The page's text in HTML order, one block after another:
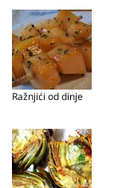
Ražnjići od dinje